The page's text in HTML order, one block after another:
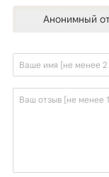
Анонимный